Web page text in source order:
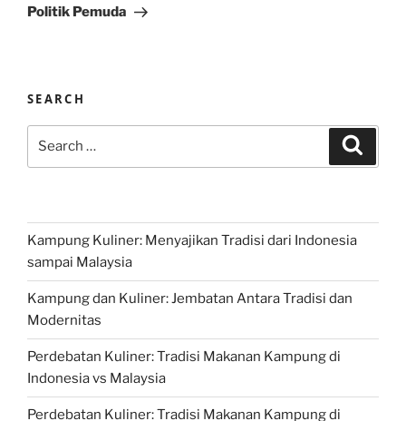
Politik Pemuda
SEARCH
Kampung Kuliner: Menyajikan Tradisi dari Indonesia
sampai Malaysia
Kampung dan Kuliner: Jembatan Antara Tradisi dan
Modernitas
Perdebatan Kuliner: Tradisi Makanan Kampung di
Indonesia vs Malaysia
Perdebatan Kuliner: Tradisi Makanan Kampung di